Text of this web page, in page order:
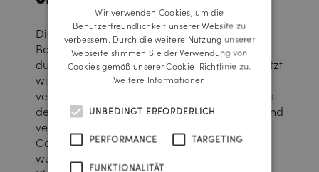
Die Kampagne setzt auf die eingängige
Botschaft „Schenk mir einen Augenblick“, die
durch ein sympathisches Augenpaar unterstützt
wird. Die visuelle Umsetzung zeigt
verschiedene kritische Verkehrssituationen aus
der Perspektive der Verkehrsteilnehmenden und
versetzt die Betrachtenden direkt ins
Geschehen. Ein umfassender Medienplan
wurde erstellt, der Print- und Online-Medien,
Wir verwenden Cookies, um die
Benutzerfreundlichkeit unserer Website zu
verbessern. Durch die weitere Nutzung unserer
Webseite stimmen Sie der Verwendung von
Cookies gemäß unserer Cookie-Richtlinie zu.
Weitere Informationen
UNBEDINGT ERFORDERLICH
PERFORMANCE TARGETING
FUNKTIONALITÄT